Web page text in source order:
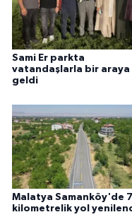
Sami Er parkta
vatandaşlarla bir araya
geldi
Malatya Samanköy'de 7
kilometrelik yol